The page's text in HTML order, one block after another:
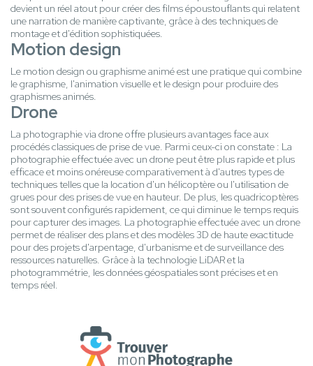
devient un réel atout pour créer des films époustouflants qui relatent
une narration de manière captivante, grâce à des techniques de
montage et d'édition sophistiquées.
Motion design
Le motion design ou graphisme animé est une pratique qui combine
le graphisme, l'animation visuelle et le design pour produire des
graphismes animés.
Drone
La photographie via drone offre plusieurs avantages face aux
procédés classiques de prise de vue. Parmi ceux-ci on constate : La
photographie effectuée avec un drone peut être plus rapide et plus
efficace et moins onéreuse comparativement à d'autres types de
techniques telles que la location d'un hélicoptère ou l'utilisation de
grues pour des prises de vue en hauteur. De plus, les quadricoptères
sont souvent configurés rapidement, ce qui diminue le temps requis
pour capturer des images. La photographie effectuée avec un drone
permet de réaliser des plans et des modèles 3D de haute exactitude
pour des projets d'arpentage, d'urbanisme et de surveillance des
ressources naturelles. Grâce à la technologie LiDAR et la
photogrammétrie, les données géospatiales sont précises et en
temps réel.